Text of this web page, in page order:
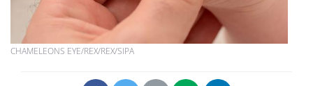
CHAMELEONS EYE/REX/REX/SIPA